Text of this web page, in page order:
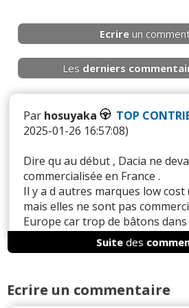
Ecrire un
Les derniers
Par hosuyaka TOP
2025-01-26 16:57:08)
Dire qu au début , Dacia ne
commercialisée en France .
Il y a d autres marques low cost
mais elles ne sont pas
Europe car trop de bâtons dans
Suitedes
Ecrire un commentaire